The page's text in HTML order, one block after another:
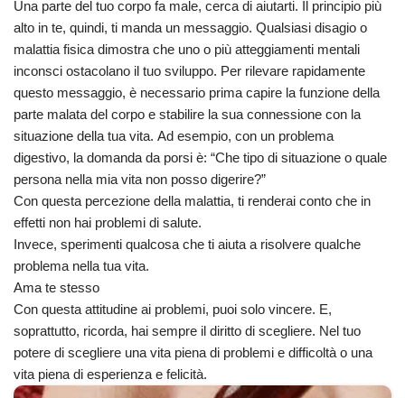
Una parte del tuo corpo fa male, cerca di aiutarti. Il principio più
alto in te, quindi, ti manda un messaggio. Qualsiasi disagio o
malattia fisica dimostra che uno o più atteggiamenti mentali
inconsci ostacolano il tuo sviluppo. Per rilevare rapidamente
questo messaggio, è necessario prima capire la funzione della
parte malata del corpo e stabilire la sua connessione con la
situazione della tua vita. Ad esempio, con un problema
digestivo, la domanda da porsi è: “Che tipo di situazione o quale
persona nella mia vita non posso digerire?”
Con questa percezione della malattia, ti renderai conto che in
effetti non hai problemi di salute.
Invece, sperimenti qualcosa che ti aiuta a risolvere qualche
problema nella tua vita.
Ama te stesso
Con questa attitudine ai problemi, puoi solo vincere. E,
soprattutto, ricorda, hai sempre il diritto di scegliere. Nel tuo
potere di scegliere una vita piena di problemi e difficoltà o una
vita piena di esperienza e felicità.